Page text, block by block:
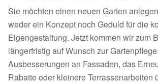
Sie möchten einen neuen Garten
weder ein Konzept noch Geduld für die
Eigengestaltung. Jetzt kommen wir zum
längerfristig auf Wunsch zur
Ausbesserungen an Fassaden, das
Rabatte oder kleinere Terrassenarbeiten